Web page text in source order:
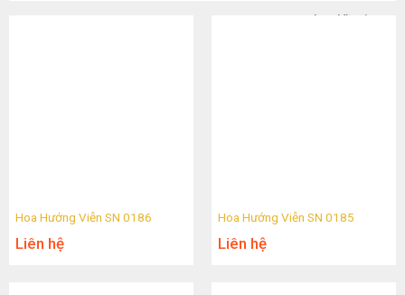
Lan Hồ Điệp
Hoa Hướng Viễn SN 0186
Liên hệ
Hoa Hướng Viễn SN 0185
Liên hệ